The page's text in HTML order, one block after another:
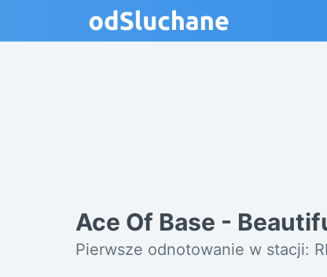
Ace Of Base -
Pierwsze odnotowanie w stacji: